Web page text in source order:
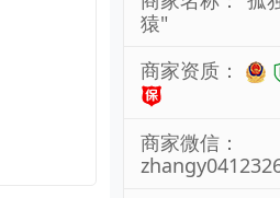
猿"
商家资质：
商家微信：